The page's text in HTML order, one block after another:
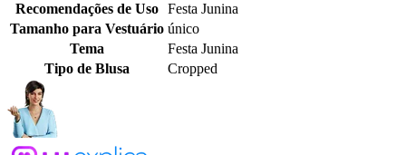
Recomendações de Uso Festa Junina
Tamanho para Vestuário único
Tema
Festa Junina
Tipo de Blusa
Cropped